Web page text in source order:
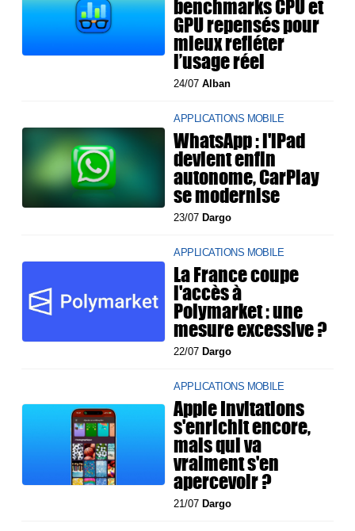
benchmarks CPU et
GPU repensés pour
mieux refléter
l’usage réel
24/07Alban
APPLICATIONS MOBILE
WhatsApp : l'iPad
devient enfin
autonome, CarPlay
se modernise
23/07Dargo
APPLICATIONS MOBILE
La France coupe
l'accès à
Polymarket : une
mesure excessive ?
22/07Dargo
APPLICATIONS MOBILE
Apple Invitations
s'enrichit encore,
mais qui va
vraiment s'en
apercevoir ?
21/07Dargo